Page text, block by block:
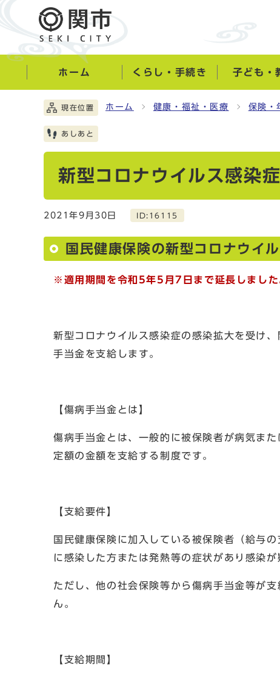
ホーム くらし・手続き 子ども・
現在位置 ホーム 健康・福祉・医療 保険・
あしあと
新型コロナウイルス感染
2021年9月30日 ID:16115
国民健康保険の新型コロナウイ
※適用期間を令和5年5月7日まで延長しました
新型コロナウイルス感染症の感染拡大を受け
手当金を支給します。
【傷病手当金とは】
傷病手当金とは、一般的に被保険者が病気ま
定額の金額を支給する制度です。
【支給要件】
国民健康保険に加入している被保険者（給与
に感染した方または発熱等の症状があり感染が
ただし、他の社会保険等から傷病手当金等が
ん。
【支給期間】